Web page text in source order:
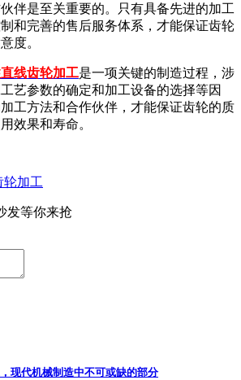
伴是至关重要的。只有具备先进的加工
和完善的售后服务体系，才能保证齿轮
度。
直线齿轮加工是一项关键的制造过程，涉
艺参数的确定和加工设备的选择等因
工方法和合作伙伴，才能保证齿轮的质
效果和寿命。
轮加工
发等你来抢
现代机械制造中不可或缺的部分